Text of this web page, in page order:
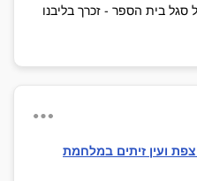
סגל בית הספר - זכרך בליבנו
ועין זיתים במלחמת